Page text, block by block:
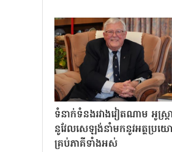
ទំនាក់ទំនងរវាងវៀតណាម អូស្ត្
នូវែលសេឡង់នាំមកនូវអត្ថប្រ
គ្រប់ភាគីទាំងអស់